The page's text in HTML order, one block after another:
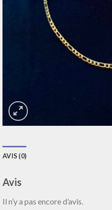
AVIS (0)
Avis
Il n’y a pas encore d’avis.